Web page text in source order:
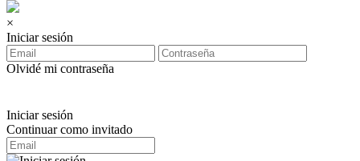
×
Iniciar sesión
Olvidé mi contraseña
Iniciar sesión
Continuar como invitado